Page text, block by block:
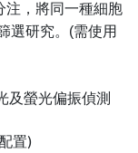
注，將同一種細胞
選研究。(需使用
及螢光偏振偵測
置)